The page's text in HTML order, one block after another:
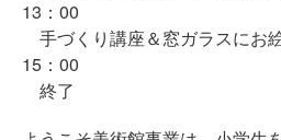
13：00
手づくり講座＆窓ガラスにお
15：00
終了